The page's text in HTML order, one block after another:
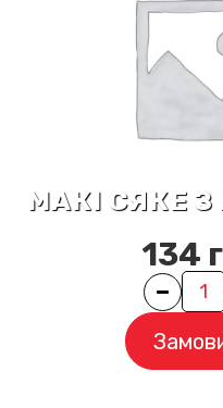
МАКІ СЯКЕ
134
Quantity